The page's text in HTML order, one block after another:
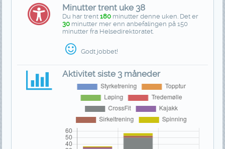
Minutter trent uke 38
Du har trent180 minutter denne uken. Det er
30 minutter mer enn anbefalingen på 150
minutter fra Helsedirektoratet.
Godt jobbet!
Aktivitet siste 3 måneder